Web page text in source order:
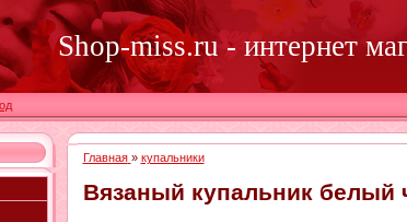
Shop-miss.ru - интернет
Главная » купальники
Вязаный купальник белый